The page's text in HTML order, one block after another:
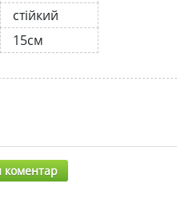
стійкий
15см
коментар